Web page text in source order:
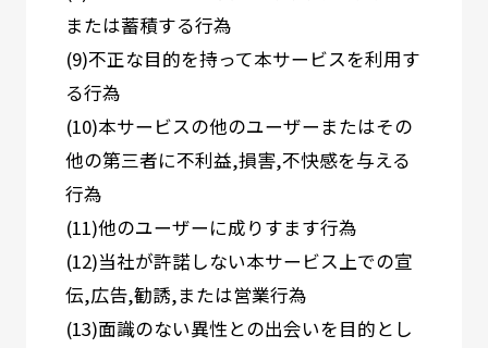
または蓄積する行為
(9)不正な目的を持って本サービスを利用す
る行為
(10)本サービスの他のユーザーまたはその
他の第三者に不利益,損害,不快感を与える
行為
(11)他のユーザーに成りすます行為
(12)当社が許諾しない本サービス上での宣
伝,広告,勧誘,または営業行為
(13)面識のない異性との出会いを目的とし